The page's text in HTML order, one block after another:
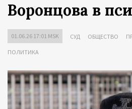
Воронцова в
01.06.26 17:01 MSK СУД ОБЩЕСТВО
ПОЛИТИКА